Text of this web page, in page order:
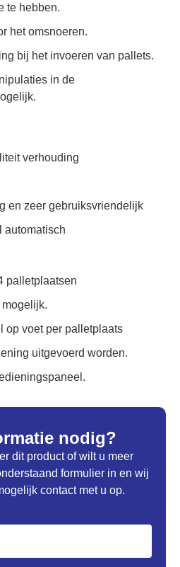
nodig?
dit product of wilt u meer
formulier in en wij
contact met u op.
te hebben.
het omsnoeren.
bij het invoeren van pallets.
in de
verhouding
en zeer gebruiksvriendelijk
automatisch
palletplaatsen
op voet per palletplaats
uitgevoerd worden.